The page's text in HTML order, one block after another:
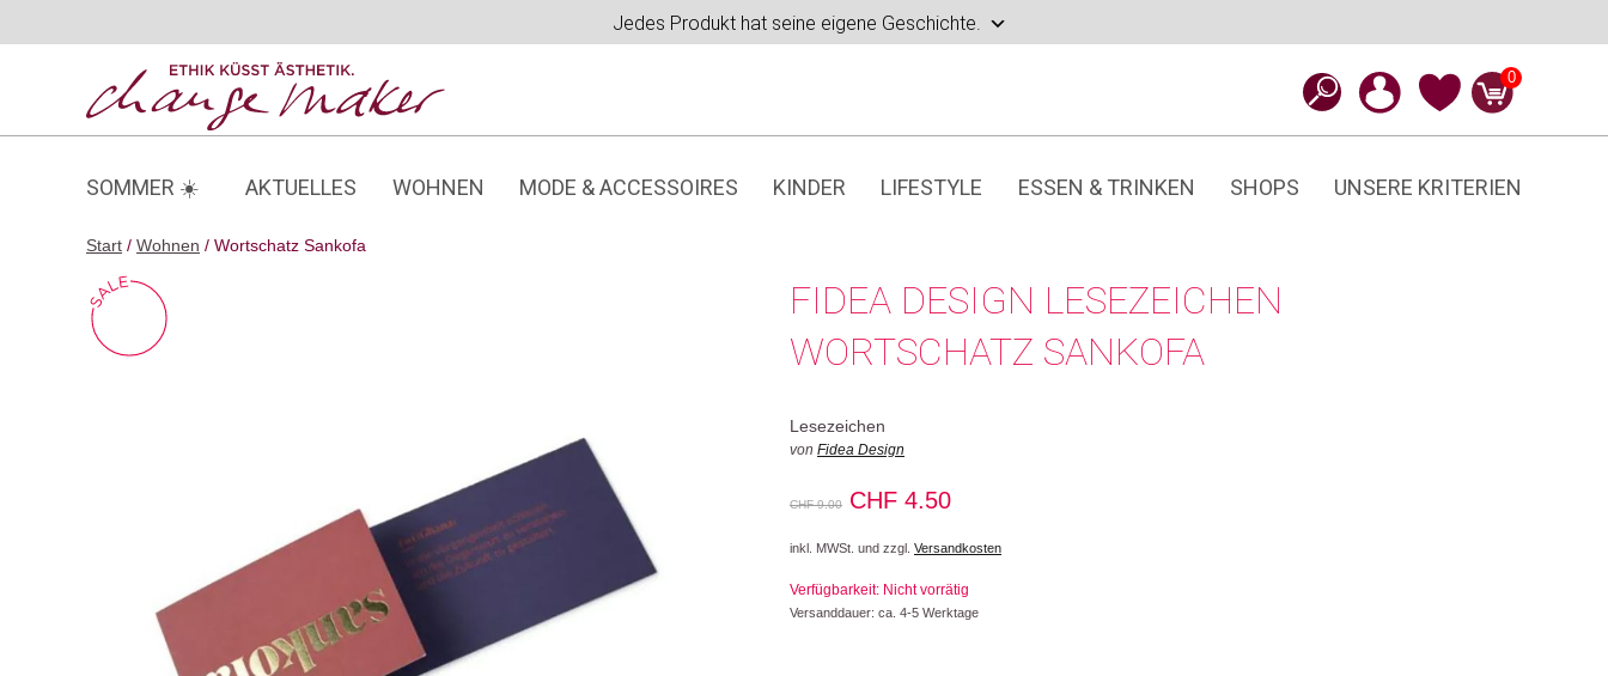
Jedes Produkt hat seine eigene Geschichte.
0
SOMMER ☀️ AKTUELLES WOHNEN MODE & ACCESSOIRES KINDER LIFESTYLE ESSEN & TRINKEN SHOPS UNSERE KRITERIEN
Start / Wohnen / Wortschatz Sankofa
FIDEA DESIGN LESEZEICHEN
WORTSCHATZ SANKOFA
Lesezeichen
von Fidea Design
CHF9.00
Ursprünglicher
CHF 9.00
CHF 4.50Aktueller
CHF 4.50.
inkl. MWSt. und zzgl. Versandkosten
Verfügbarkeit: Nicht vorrätig
Versanddauer: ca. 4-5 Werktage